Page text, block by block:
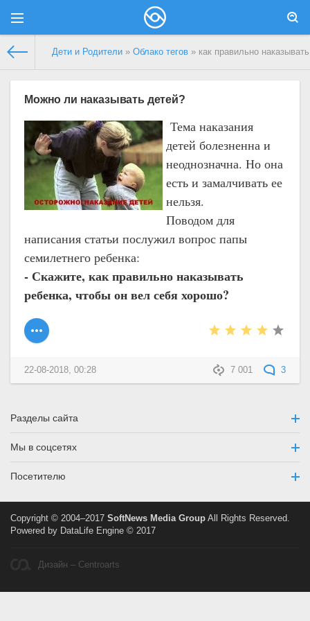
Дети и Родители » Облако тегов » как правильно
Можно ли наказывать детей?
Тема наказания
детей болезненна и
неоднозначна. Но она
есть и замалчивать ее
нельзя.
Поводом для
написания статьи послужил вопрос папы
семилетнего ребенка:
- Скажите, как правильно наказывать
ребенка, чтобы он вел себя хорошо?
7 001 3
22-08-2018, 00:28
Разделы сайта
Мы в соцсетях
Посетителю
Copyright © 2004–2017 SoftNews Media Group All Rights Reserved.
Powered by DataLife Engine © 2017
Дизайн – Centroarts